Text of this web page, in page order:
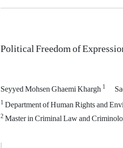
Political Freedom of
Seyyed Mohsen Ghaemi Khargh1
1Department of Human Rights and
2Master in Criminal Law and